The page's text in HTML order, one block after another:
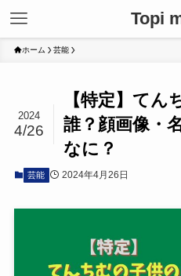
Topi
ホーム 芸能
【特定】てん
誰？顔画像・
なに？
2024
4/26
芸能 2024年4月26日